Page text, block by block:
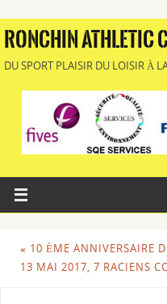
RONCHIN ATHLETIC
DU SPORT PLAISIR DU LOISIR À
« 10 ÈME ANNIVERSAIRE
13 MAI 2017, 7 RACIENS